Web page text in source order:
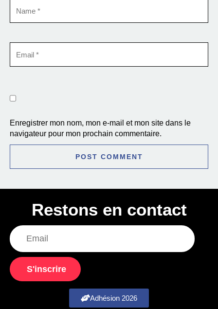
Enregistrer mon nom, mon e-mail et mon site dans le
navigateur pour mon prochain commentaire.
Restons en contact
S'inscrire
Adhésion 2026